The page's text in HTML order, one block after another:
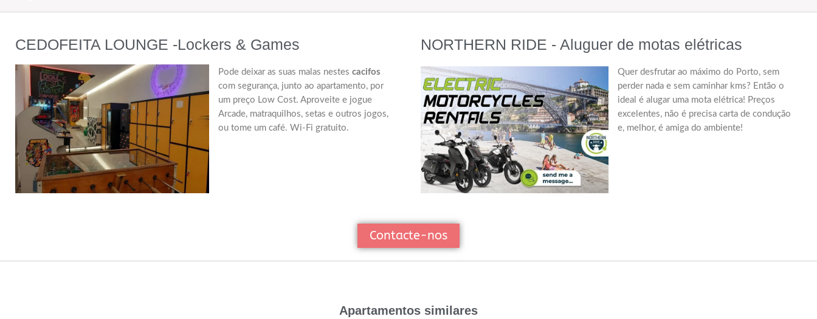
CEDOFEITA LOUNGE -Lockers & Games NORTHERN RIDE - Aluguer de motas elétricas
Pode deixar as suas malas nestes cacifos
com segurança, junto ao apartamento, por
um preço Low Cost. Aproveite e jogue
Arcade, matraquilhos, setas e outros jogos,
ou tome um café. Wi-Fi gratuito.
Quer desfrutar ao máximo do Porto, sem
perder nada e sem caminhar kms? Então o
ideal é alugar uma mota elétrica! Preços
excelentes, não é precisa carta de condução
e, melhor, é amiga do ambiente!
Contacte-nos
Apartamentos similares